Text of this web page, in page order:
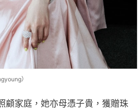
）
顧家庭，她亦母憑子貴，獲贈珠